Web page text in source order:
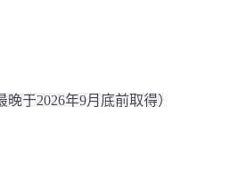
于2026年9月底前取得）